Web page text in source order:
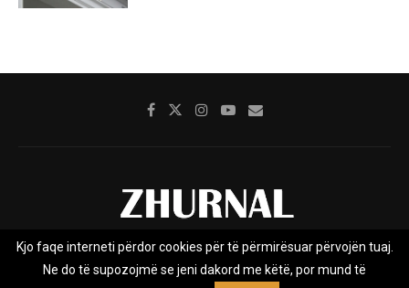
Rreth nesh Impresumi Marketing
Kontakt
Privacy Policy
Kjo faqe interneti përdor cookies për të përmirësuar përvojën tuaj.
Ne do të supozojmë se jeni dakord me këtë, por mund të